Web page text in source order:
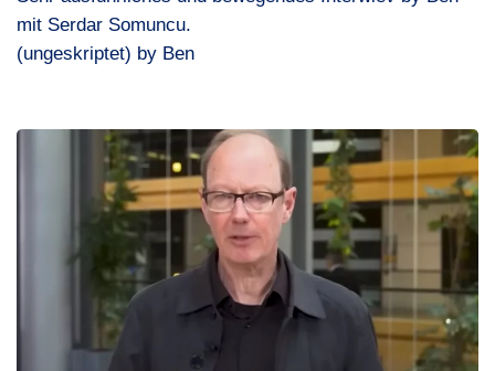
mit Serdar Somuncu.
(ungeskriptet) by Ben